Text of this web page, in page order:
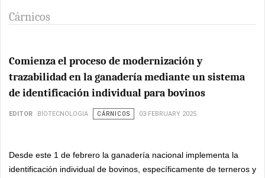
Cárnicos
Comienza el proceso de modernización y
trazabilidad en la ganadería mediante un sistema
de identificación individual para bovinos
EDITOR BIOTECNOLOGIA CÁRNICOS 03 FEBRUARY 2025
Desde este 1 de febrero la ganadería nacional implementa la
identificación individual de bovinos, específicamente de terneros y